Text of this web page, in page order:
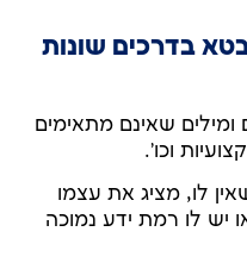
בדרכים שונות
שאינם מתאימים
וכו'.
לו, מציג את עצמו
יש לו רמת ידע נמוכה